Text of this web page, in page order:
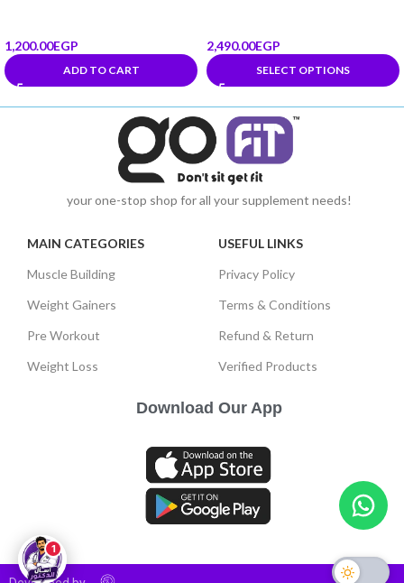
1,200.00EGP
ADD TO CART
2,490.00EGP
SELECT OPTIONS
your one-stop shop for all your supplement needs!
MAIN CATEGORIES
Muscle Building
Weight Gainers
Pre Workout
Weight Loss
USEFUL LINKS
Privacy Policy
Terms & Conditions
Refund & Return
Verified Products
Download Our App
1